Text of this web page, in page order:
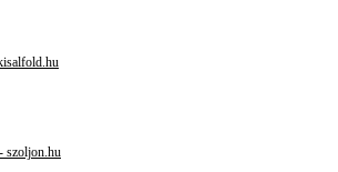
szoljon.hu